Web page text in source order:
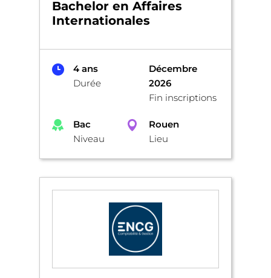
Bachelor en Affaires
Internationales
4 ans
Durée
Décembre
2026
Fin inscriptions
Bac
Niveau
Rouen
Lieu